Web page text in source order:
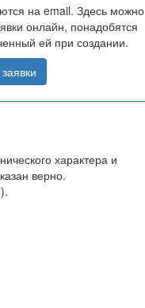
на email. Здесь можно
онлайн, понадобятся
ей при создании.
характера и
верно.